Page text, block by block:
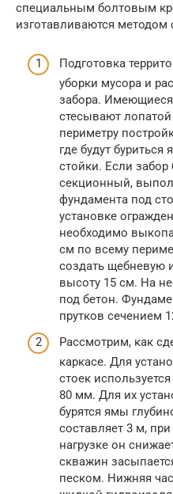
специальным болтовым
изготавливаются методом
Подготовка
уборки мусора и
забора.
стесывают
периметру
где будут
стойки. Если
секционный,
фундамента под
установке
необходимо
см по всему
создать щебневую
высоту 15 см. На
под бетон.
прутков сечением
Рассмотрим, как
каркасе. Для
стоек
80 мм. Для их
бурятся ямы
составляет 3 м,
нагрузке он
скважин
песком. Нижняя